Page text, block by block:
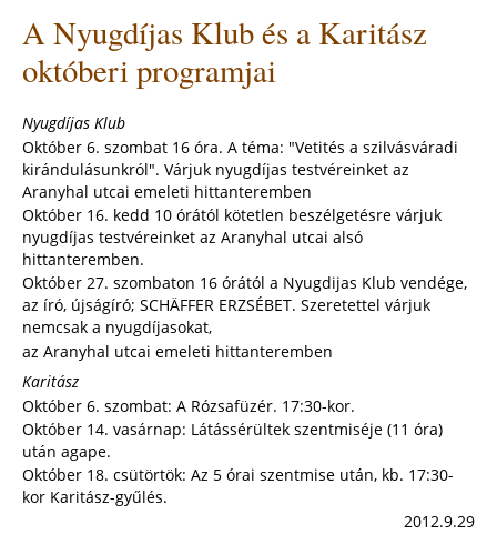
are
here
to
top
A Nyugdíjas Klub és a Karitász
októberi programjai
Nyugdíjas Klub
Október 6. szombat 16 óra. A téma: "Vetités a szilvásváradi
kirándulásunkról". Várjuk nyugdíjas testvéreinket az
Aranyhal utcai emeleti hittanteremben
Október 16. kedd 10 órától kötetlen beszélgetésre várjuk
nyugdíjas testvéreinket az Aranyhal utcai alsó
hittanteremben.
Október 27. szombaton 16 órától a Nyugdijas Klub vendége,
az író, újságíró; SCHÄFFER ERZSÉBET. Szeretettel várjuk
nemcsak a nyugdíjasokat,
az Aranyhal utcai emeleti hittanteremben
Karitász
Október 6. szombat: A Rózsafüzér. 17:30-kor.
Október 14. vasárnap: Látássérültek szentmiséje (11 óra)
után agape.
Október 18. csütörtök: Az 5 órai szentmise után, kb. 17:30-
kor Karitász-gyűlés.
2012.9.29